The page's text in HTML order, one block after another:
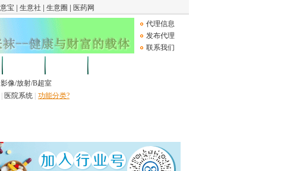
代理信息
发布代理
联系我们
影像/放射/B超室
医院系统 功能分类?